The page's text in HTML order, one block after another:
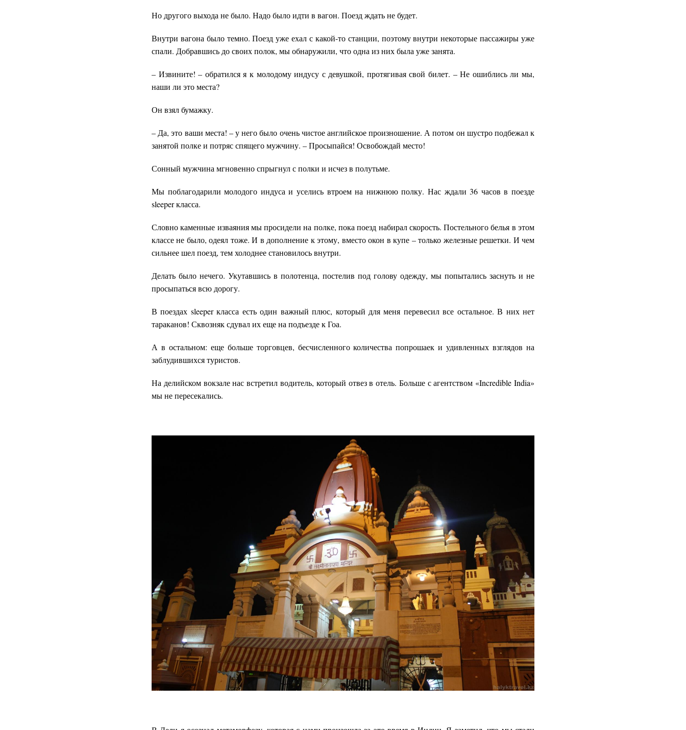
Но другого выхода не было. Надо было идти в вагон. Поезд ждать не будет.
Внутри вагона было темно. Поезд уже ехал с какой-то станции, поэтому внутри некоторые пассажиры уже
спали. Добравшись до своих полок, мы обнаружили, что одна из них была уже занята.
– Извините! – обратился я к молодому индусу с девушкой, протягивая свой билет. – Не ошиблись ли мы,
наши ли это места?
Он взял бумажку.
– Да, это ваши места! – у него было очень чистое английское произношение. А потом он шустро подбежал к
занятой полке и потряс спящего мужчину. – Просыпайся! Освобождай место!
Сонный мужчина мгновенно спрыгнул с полки и исчез в полутьме.
Мы поблагодарили молодого индуса и уселись втроем на нижнюю полку. Нас ждали 36 часов в поезде
sleeper класса.
Словно каменные изваяния мы просидели на полке, пока поезд набирал скорость. Постельного белья в этом
классе не было, одеял тоже. И в дополнение к этому, вместо окон в купе – только железные решетки. И чем
сильнее шел поезд, тем холоднее становилось внутри.
Делать было нечего. Укутавшись в полотенца, постелив под голову одежду, мы попытались заснуть и не
просыпаться всю дорогу.
В поездах sleeper класса есть один важный плюс, который для меня перевесил все остальное. В них нет
тараканов! Сквозняк сдувал их еще на подъезде к Гоа.
А в остальном: еще больше торговцев, бесчисленного количества попрошаек и удивленных взглядов на
заблудившихся туристов.
На делийском вокзале нас встретил водитель, который отвез в отель. Больше с агентством «Incredible India»
мы не пересекались.